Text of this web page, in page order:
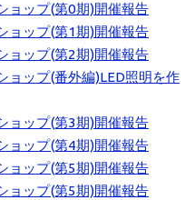
ョップ(第0期)開催報告
ョップ(第1期)開催報告
ョップ(第2期)開催報告
ョップ(番外編)LED照明を作
ョップ(第3期)開催報告
ョップ(第4期)開催報告
ョップ(第5期)開催報告
ョップ(第5期)開催報告